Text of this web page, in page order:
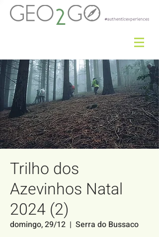
Trilho dos
Azevinhos Natal
2024 (2)
domingo, 29/12
  |
Serra do Bussaco